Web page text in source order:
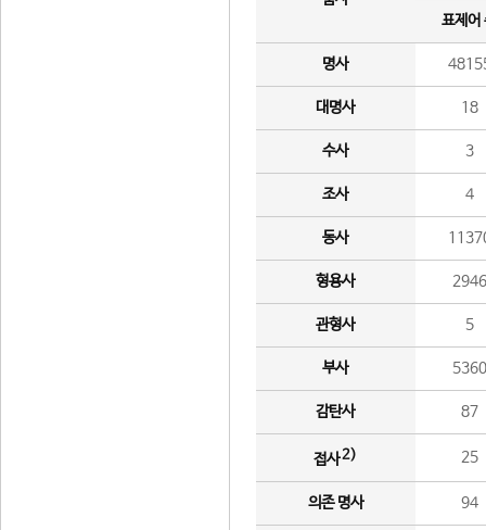
표제어
명사
대명사 18
수사 3
조사 4
동사
형용사 2946
관형사 5
부사 5360
감탄사 87
접사2) 25
의존 명사 94